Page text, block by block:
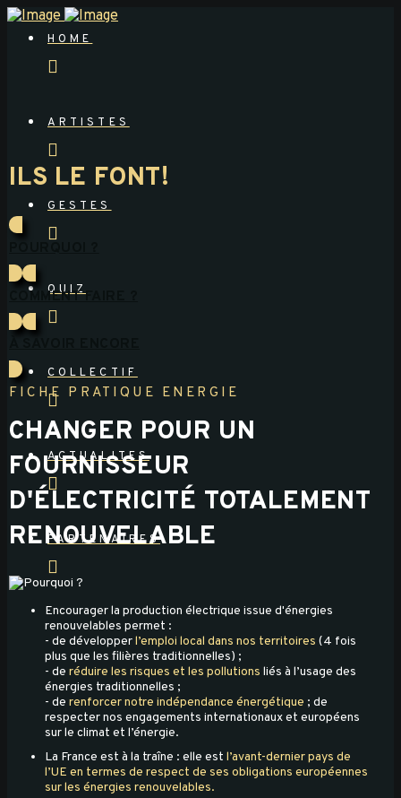
HOME
ARTISTES
GESTES
QUIZ
COLLECTIF
ACTUALITES
PARTENAIRES
ILS LE FONT!
COMMENT FAIRE ?
FICHE PRATIQUE ENERGIE
CHANGER POUR UN
FOURNISSEUR
D'ÉLECTRICITÉ TOTALEMENT
RENOUVELABLE
Encourager la production électrique issue d'énergies
renouvelables permet :
- de développerl’emploi local dans nos territoires (4 fois
plus que les filières traditionnelles) ;
- de réduire les risques et les pollutions liés à l’usage des
énergies traditionnelles ;
- de renforcer notre indépendance énergétique ; de
respecter nos engagements internationaux et européens
sur le climat et l’énergie.
La France est à la traîne : elle est l’avant-dernier pays de
l’UE en termes de respect de ses obligations européennes
sur les énergies renouvelables.